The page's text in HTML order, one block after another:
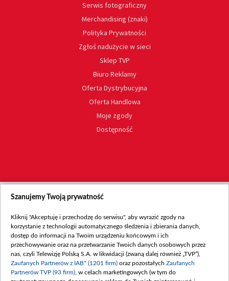
Serwis fotograficzny
Merchandising (znaki)
Polityka Prywatności
Zgłoś nadużycie w sieci
Sklep TVP
Biuro Reklamy
Oferta Dystrybucyjna
Oferta Handlowa
Moje zgody
Dostępność
Szanujemy Twoją prywatność
Kliknij "Akceptuję i przechodzę do serwisu", aby wyrazić zgody na
korzystanie z technologii automatycznego śledzenia i zbierania danych,
dostęp do informacji na Twoim urządzeniu końcowym i ich
przechowywanie oraz na przetwarzanie Twoich danych osobowych przez
nas, czyli Telewizję Polską S.A. w likwidacji (zwaną dalej również „TVP”),
Zaufanych Partnerów z IAB* (1201 firm) oraz pozostałych Zaufanych
Partnerów TVP (93 firm) , w celach marketingowych (w tym do